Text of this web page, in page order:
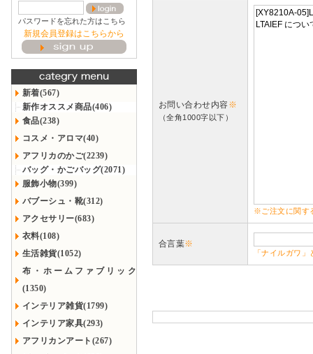
パスワードを忘れた方はこちら
新規会員登録はこちらから
新着(567)
新作オススメ商品(406)
食品(238)
コスメ・アロマ(40)
アフリカのかご(2239)
バッグ・かごバッグ(2071)
服飾小物(399)
バブーシュ・靴(312)
アクセサリー(683)
衣料(108)
生活雑貨(1052)
布・ホームファブリック
(1350)
インテリア雑貨(1799)
インテリア家具(293)
アフリカンアート(267)
お問い合わせ内容※
（全角1000字以下）
※ご注文に関す
合言葉※
「ナイルガワ